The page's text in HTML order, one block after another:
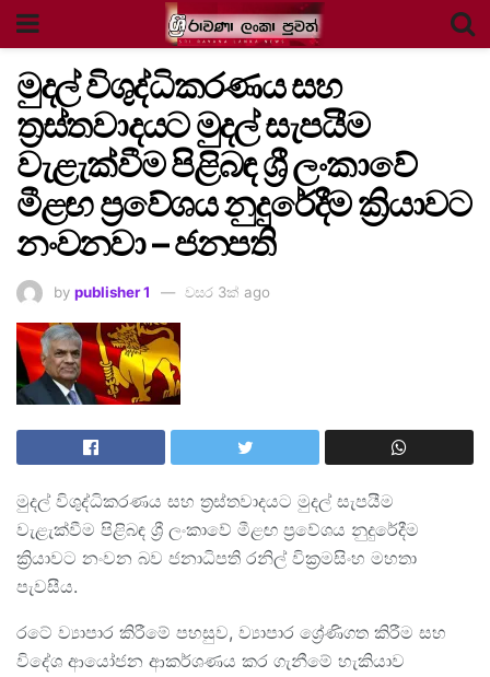
මුදල් විශුද්ධිකරණය සහ
ත්‍රස්තවාදයට මුදල් සැපයීම
වැළැක්වීම පිළිබඳ ශ්‍රී ලංකාවේ
මීළඟ ප්‍රවේශය නුදුරේදීම ක්‍රියාවට
නංවනවා – ජනපති
by publisher 1 වසර 3ක් ago
මුදල් විශුද්ධිකරණය සහ ත්‍රස්තවාදයට මුදල් සැපයීම
වැළැක්වීම පිළිබඳ ශ්‍රී ලංකාවේ මීළඟ ප්‍රවේශය නුදුරේදීම
ක්‍රියාවට නංවන බව ජනාධිපති රනිල් වික්‍රමසිංහ මහතා
පැවසීය.
රටේ ව්‍යාපාර කිරීමේ පහසුව, ව්‍යාපාර ශ්‍රේණිගත කිරීම සහ
විදේශ ආයෝජන ආකර්ශණය කර ගැනීමේ හැකියාව